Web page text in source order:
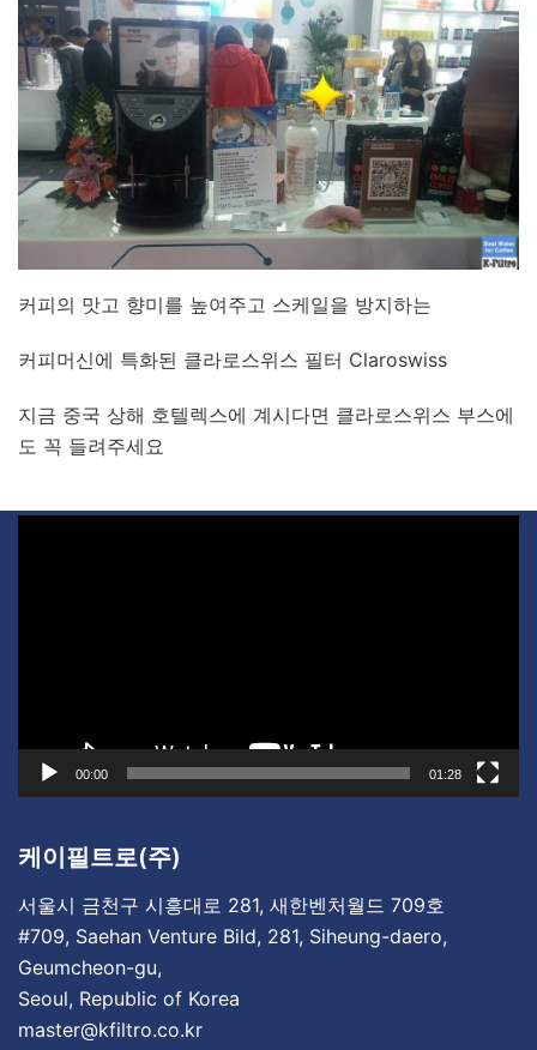
커피의 맛고 향미를 높여주고 스케일을 방지하는
커피머신에 특화된 클라로스위스 필터 Claroswiss
지금 중국 상해 호텔렉스에 계시다면 클라로스위스 부스에
도 꼭 들려주세요
00:00 01:28
케이필트로(주)
서울시 금천구 시흥대로 281, 새한벤처월드 709호
#709, Saehan Venture Bild, 281, Siheung-daero,
Geumcheon-gu,
Seoul, Republic of Korea
master@kfiltro.co.kr